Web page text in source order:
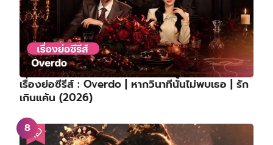
เรื่องย่อซีรีส์ : Overdo | หากวินาทีนั้นไม่พบเธอ | รัก
เกินแค้น (2026)